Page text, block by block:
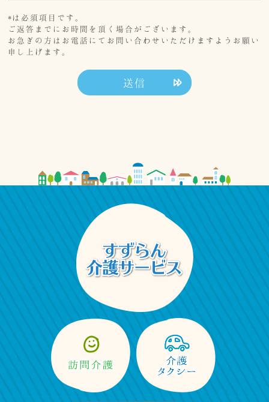
*は必須項目です。
ご返答までにお時間を頂く場合がございます。
お急ぎの方はお電話にてお問い合わせいただけますようお願い
申し上げます。